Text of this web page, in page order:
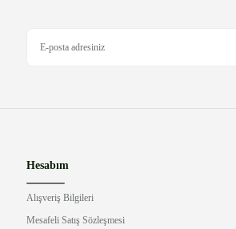
Hesabım
Alışveriş Bilgileri
Mesafeli Satış Sözleşmesi